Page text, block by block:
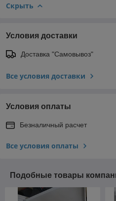
Скрыть
Условия доставки
Доставка "Самовывоз"
Все условия доставки
Условия оплаты
Безналичный расчет
Все условия оплаты
Подобные товары